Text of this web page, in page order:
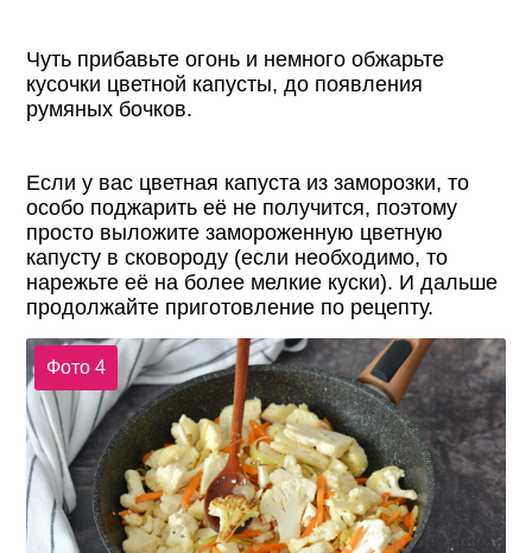
Чуть прибавьте огонь и немного обжарьте
кусочки цветной капусты, до появления
румяных бочков.
Если у вас цветная капуста из заморозки, то
особо поджарить её не получится, поэтому
просто выложите замороженную цветную
капусту в сковороду (если необходимо, то
нарежьте её на более мелкие куски). И дальше
продолжайте приготовление по рецепту.
Фото 4